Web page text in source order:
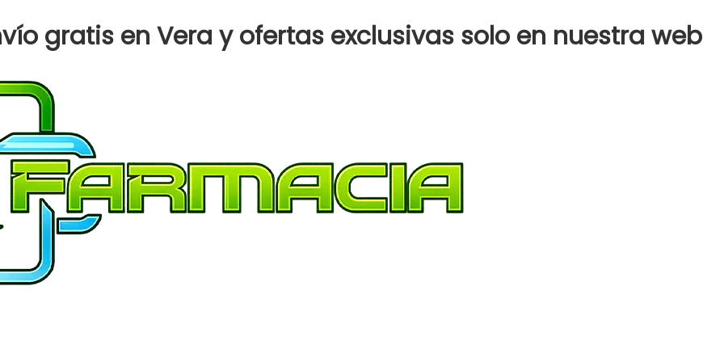
gratis en Vera y ofertas exclusivas solo en nuestra web
LIMPIADOR
ESPUMOSO
cantidad